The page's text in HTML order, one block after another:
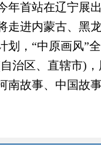
年首站在辽宁展
走进内蒙古、黑龙
划，“中原画风”
治区、直辖市)
南故事、中国故事